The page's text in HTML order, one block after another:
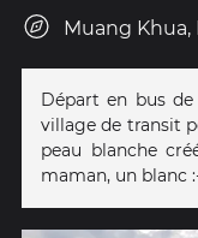
Muang Khua,
Départ en bus
village de transit
peau blanche
maman, un blanc